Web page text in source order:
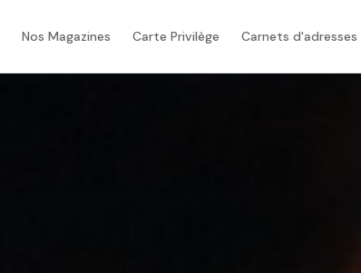
Nos Magazines Carte Privilège Carnets d'adresses